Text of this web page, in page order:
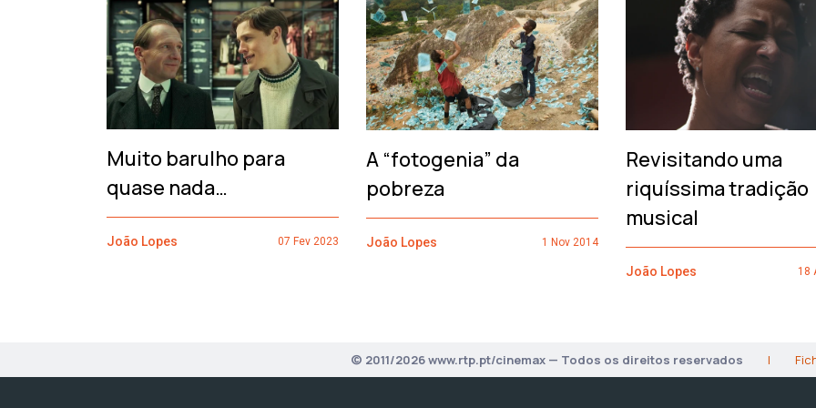
Muito barulho para
quase nada…
João Lopes 07 Fev 2023
A “fotogenia” da
pobreza
João Lopes 1 Nov 2014
Revisitando uma
riquíssima tradição
musical
João Lopes 18
‹
© 2011/2026 www.rtp.pt/cinemax — Todos os direitos reservados |